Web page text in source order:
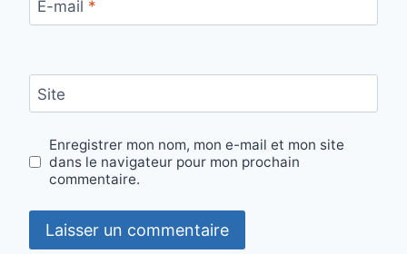
E-mail *
Site
Enregistrer mon nom, mon e-mail et mon site
dans le navigateur pour mon prochain
commentaire.